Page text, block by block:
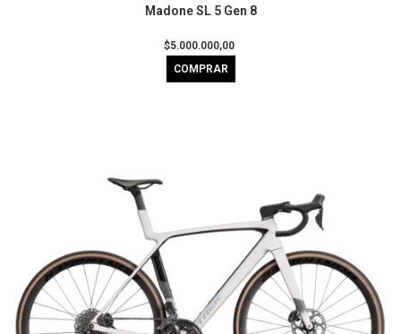
Madone SL 5 Gen 8
$5.000.000,00
COMPRAR